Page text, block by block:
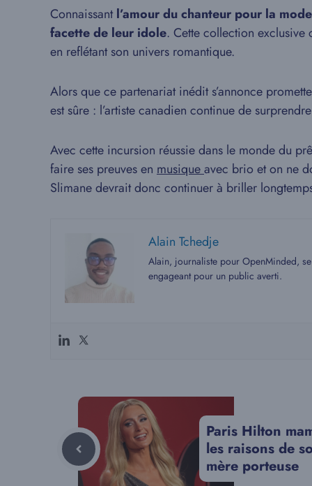
Connaissantl’amour du chanteur pour la mode
facette de leur idole. Cette collection exclusive
en reflétant son univers romantique.
Alors que ce partenariat inédit s’annonce
est sûre : l’artiste canadien continue de
Avec cette incursion réussie dans le monde du
faire ses preuves en musiqueavec brio et on ne
Slimane devrait donc continuer à briller
Alain Tchedje
Alain, journaliste pour OpenMinded,
engageant pour un public averti.
Paris Hilton
les raisons de
mère porteuse